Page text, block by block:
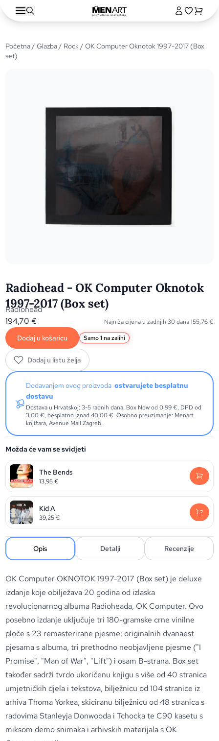
Početna/Glazba/ Rock/ OK Computer Oknotok 1997-2017 (Box
set)
Radiohead - OK Computer Oknotok
1997-2017 (Box set)
Radiohead
194,70€ Najniža cijena u zadnjih 30 dana155,76€
Dodaj u košaricu Samo 1 na zalihi
Dodaj u listu želja
Dodavanjem ovog proizvodaostvarujete besplatnu
dostavu
Dostava u Hrvatskoj: 3-5 radnih dana. Box Now od 0,99 €, DPD od
3,00 €, besplatno iznad 40,00 €. Osobno preuzimanje: Menart
knjižara, Avenue Mall Zagreb.
Možda će vam se svidjeti
The Bends
13,95€
Kid A
39,25€
Opis Detalji Recenzije
OK Computer OKNOTOK 1997-2017 (Box set) je deluxe
izdanje koje obilježava 20 godina od izlaska
revolucionarnog albuma Radioheada, OK Computer. Ovo
posebno izdanje uključuje tri 180-gramske crne vinilne
ploče s 23 remasterirane pjesme: originalnih dvanaest
pjesama s albuma, tri prethodno neobjavljene pjesme ("I
Promise", "Man of War", "Lift") i osam B-strana. Box set
također sadrži tvrdo ukoričenu knjigu s više od 40 stranica
umjetničkih djela i tekstova, bilježnicu od 104 stranice iz
arhiva Thoma Yorkea, skiciranu bilježnicu od 48 stranica s
radovima Stanleyja Donwooda i Tchocka te C90 kasetu s
miksom demo snimaka i arhivskih materijala s OK